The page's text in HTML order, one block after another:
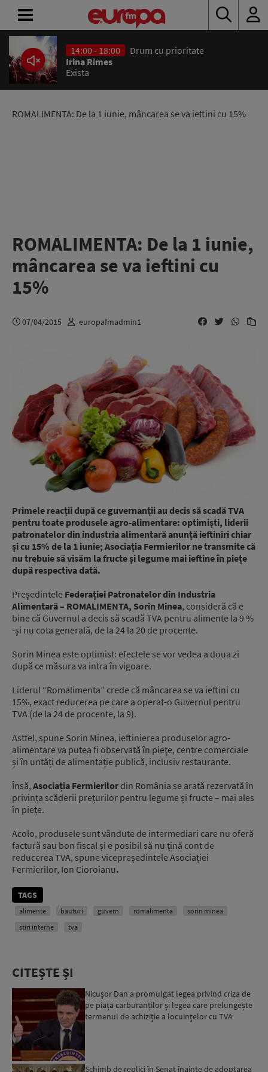
ROMALIMENTA: De la 1 iunie, mâncarea se va ieftini cu 15%
ROMALIMENTA: De la 1 iunie,
mâncarea se va ieftini cu
15%
07/04/2015 europafmadmin1
Primele reacții după ce guvernanții au decis să scadă TVA
pentru toate produsele agro-alimentare: optimiști, liderii
patronatelor din industria alimentară anunță ieftiniri chiar
și cu 15% de la 1 iunie; Asociația Fermierilor ne transmite că
nu trebuie să visăm la fructe și legume mai ieftine în piețe
după respectiva dată.
Președintele Federației Patronatelor din Industria
Alimentară – ROMALIMENTA, Sorin Minea, consideră că e
bine că Guvernul a decis să scadă TVA pentru alimente la 9 %
-și nu cota generală, de la 24 la 20 de procente.
Sorin Minea este optimist: efectele se vor vedea a doua zi
după ce măsura va intra în vigoare.
Liderul “Romalimenta” crede că mâncarea se va ieftini cu
15%, exact reducerea pe care a operat-o Guvernul pentru
TVA (de la 24 de procente, la 9).
Astfel, spune Sorin Minea, ieftinierea produselor agro-
alimentare va putea fi observată în pieţe, centre comerciale
și în untăți de alimentație publică, inclusiv restaurante.
Însă, Asociația Fermierilordin România se arată rezervată în
privința scăderii prețurilor pentru legume și fructe – mai ales
în piețe.
Acolo, produsele sunt vândute de intermediari care nu oferă
factură sau bon fiscal și e posibil să nu țină cont de
reducerea TVA, spune vicepreședintele Asociației
Fermierilor, Ion Cioroianu.
TAGS
alimente bauturi guvern romalimenta
sorin minea
stiri interne
tva
CITEȘTE ȘI
Nicușor Dan a promulgat legea privind criza de
pe piața carburanților și legea care prelungește
termenul de achiziție a locuințelor cu TVA
Schimb de replici în Senat înainte de adoptarea
ACASĂ
ȘTIRI
RADIO